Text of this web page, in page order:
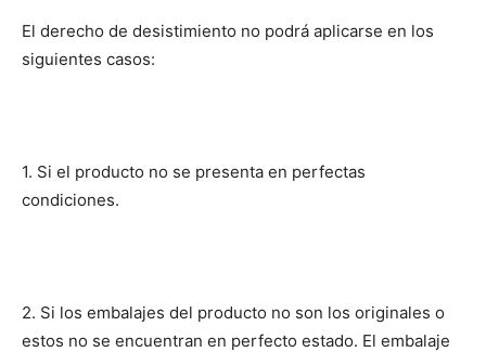
El derecho de desistimiento no podrá aplicarse en los
siguientes casos:
1. Si el producto no se presenta en perfectas
condiciones.
2. Si los embalajes del producto no son los originales o
estos no se encuentran en perfecto estado. El embalaje